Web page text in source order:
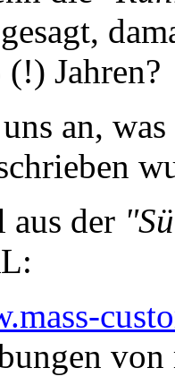
Jahren?
an,
der